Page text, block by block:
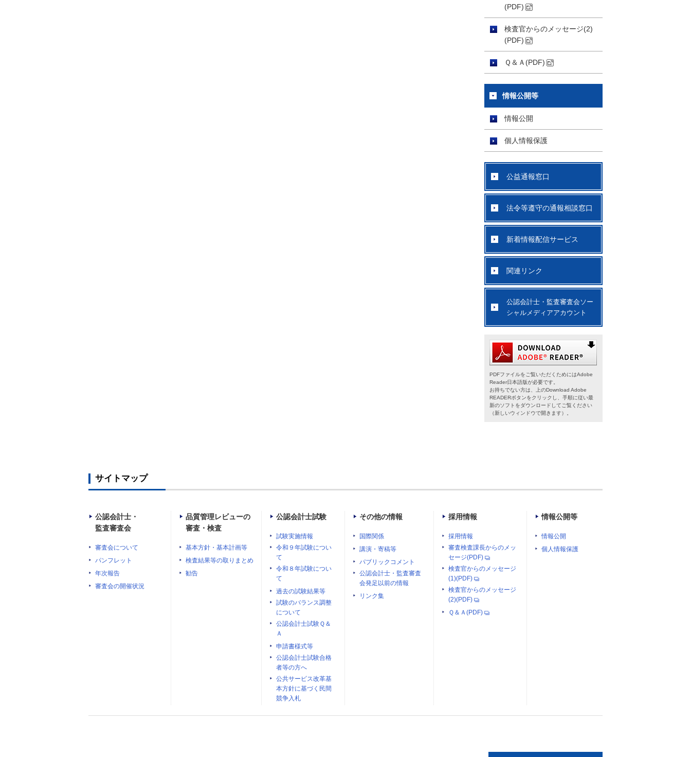
(PDF)
検査官からのメッセージ(2)
(PDF)
Ｑ＆Ａ(PDF)
情報公開等
情報公開
個人情報保護
公益通報窓口
法令等遵守の通報相談窓口
新着情報配信サービス
関連リンク
公認会計士・監査審査会ソー
シャルメディアアカウント
PDFファイルをご覧いただくためにはAdobe
Reader日本語版が必要です。
お持ちでない方は、上のDownload Adobe
READERボタンをクリックし、手順に従い最
新のソフトをダウンロードしてご覧ください
（新しいウィンドウで開きます）。
サイトマップ
公認会計士・
監査審査会
審査会について
パンフレット
年次報告
審査会の開催状況
品質管理レビューの
審査・検査
基本方針・基本計画等
検査結果等の取りまとめ
勧告
公認会計士試験
試験実施情報
令和９年試験につい
て
令和８年試験につい
て
過去の試験結果等
試験のバランス調整
について
公認会計士試験Ｑ＆
Ａ
申請書様式等
公認会計士試験合格
者等の方へ
公共サービス改革基
本方針に基づく民間
競争入札
その他の情報
国際関係
講演・寄稿等
パブリックコメント
公認会計士・監査審査
会発足以前の情報
リンク集
採用情報
採用情報
審査検査課長からのメッ
セージ(PDF)
検査官からのメッセージ
(1)(PDF)
検査官からのメッセージ
(2)(PDF)
Ｑ＆Ａ(PDF)
情報公開等
情報公開
個人情報保護